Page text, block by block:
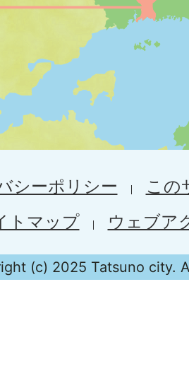
シーポリシー
この
トマップ
ウェブア
(c) 2025 Tatsuno city.